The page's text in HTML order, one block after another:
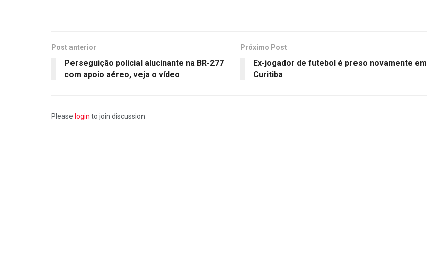
Post anterior
Perseguição policial alucinante na BR-277
com apoio aéreo, veja o vídeo
Próximo Post
Ex-jogador de futebol é preso novamente em
Curitiba
Please login to join discussion